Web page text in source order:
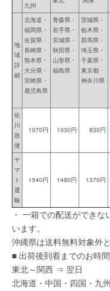
九州
地
域
詳
細
北海道・
福岡県・
佐賀県・
長崎県・
熊本県・
大分県・
宮崎県・
鹿児島県
青森県・
岩手県・
宮城県・
秋田県・
山形県・
福島県
茨城県・
栃木県・
群馬県・
埼玉県・
千葉県・
東京都・
神奈川県
佐
川
急
便
1070円 1030円 830円
ヤ
マ
ト
運
輸
1540円 1480円 1370円
・ 一箱での配送ができ
います。
沖縄県は送料無料対象外
■ 出荷後到着までのお時間
東北～関西 ⇒ 翌日
北海道・中国・四国・九